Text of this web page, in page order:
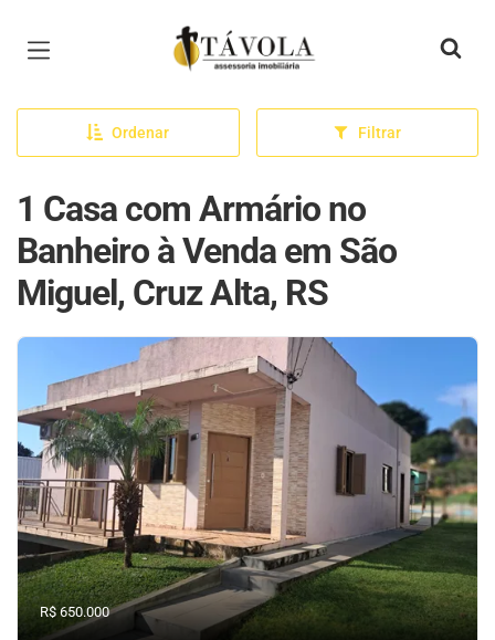
Página inicial
Ordenar Filtrar
1 Casa com Armário no
Banheiro à Venda em São
Miguel, Cruz Alta, RS
R$ 650.000